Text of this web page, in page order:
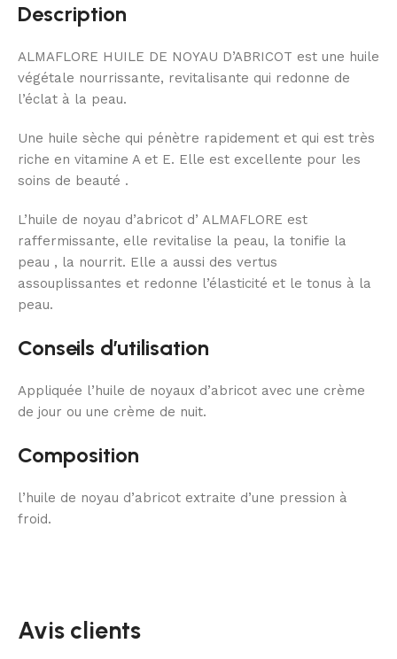
Description
ALMAFLORE HUILE DE NOYAU D’ABRICOT est une huile
végétale nourrissante, revitalisante qui redonne de
l’éclat à la peau.
Une huile sèche qui pénètre rapidement et qui est très
riche en vitamine A et E. Elle est excellente pour les
soins de beauté .
L’huile de noyau d’abricot d’ ALMAFLORE est
raffermissante, elle revitalise la peau, la tonifie la
peau , la nourrit. Elle a aussi des vertus
assouplissantes et redonne l’élasticité et le tonus à la
peau.
Conseils d’utilisation
Appliquée l’huile de noyaux d’abricot avec une crème
de jour ou une crème de nuit.
Composition
l’huile de noyau d’abricot extraite d’une pression à
froid.
Avis clients